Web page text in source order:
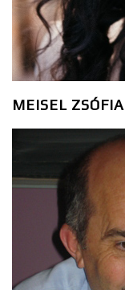
MEISEL ZSÓFIA